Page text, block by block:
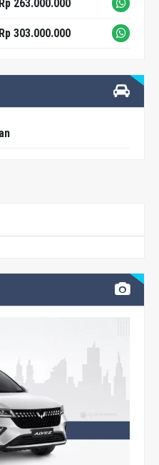
Rp 263.000.000
Rp 303.000.000